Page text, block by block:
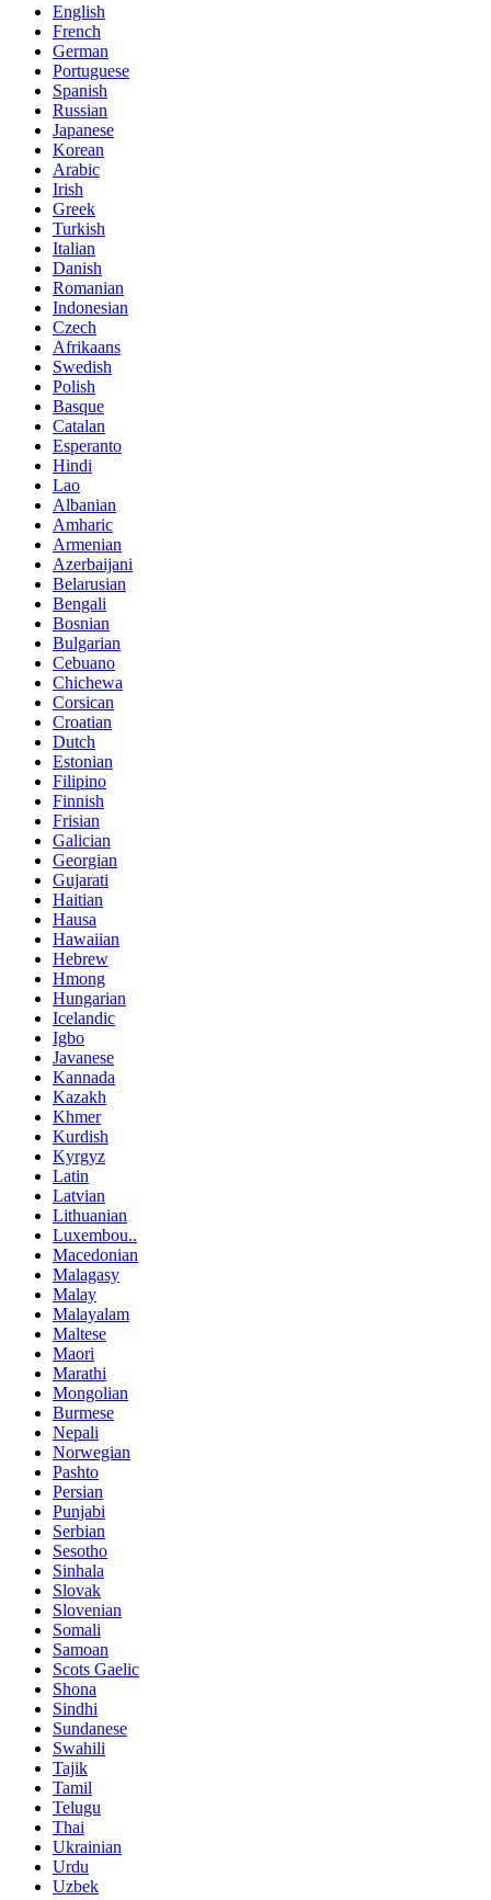
English
French
German
Portuguese
Spanish
Russian
Japanese
Korean
Arabic
Irish
Greek
Turkish
Italian
Danish
Romanian
Indonesian
Czech
Afrikaans
Swedish
Polish
Basque
Catalan
Esperanto
Hindi
Lao
Albanian
Amharic
Armenian
Azerbaijani
Belarusian
Bengali
Bosnian
Bulgarian
Cebuano
Chichewa
Corsican
Croatian
Dutch
Estonian
Filipino
Finnish
Frisian
Galician
Georgian
Gujarati
Haitian
Hausa
Hawaiian
Hebrew
Hmong
Hungarian
Icelandic
Igbo
Javanese
Kannada
Kazakh
Khmer
Kurdish
Kyrgyz
Latin
Latvian
Lithuanian
Luxembou..
Macedonian
Malagasy
Malay
Malayalam
Maltese
Maori
Marathi
Mongolian
Burmese
Nepali
Norwegian
Pashto
Persian
Punjabi
Serbian
Sesotho
Sinhala
Slovak
Slovenian
Somali
Samoan
Scots Gaelic
Shona
Sindhi
Sundanese
Swahili
Tajik
Tamil
Telugu
Thai
Ukrainian
Urdu
Uzbek